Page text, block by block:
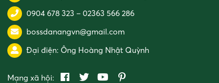
0904 678 323 – 02363 566 286
bossdanangvn@gmail.com
Đại điện: Ông Hoàng Nhật Quỳnh
Mạng xã hội: